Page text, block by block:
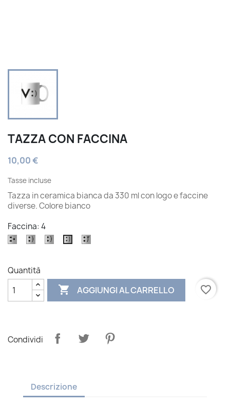
TAZZA CON FACCINA
10,00 €
Tasse incluse
Tazza in ceramica bianca da 330 ml con logo e faccine
diverse. Colore bianco
Faccina: 4
Quantità
 AGGIUNGI AL CARRELLO favorite_border
Condividi
Descrizione